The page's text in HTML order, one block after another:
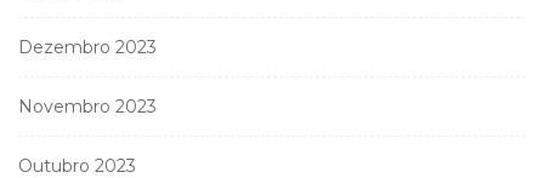
Dezembro 2023
Novembro 2023
Outubro 2023